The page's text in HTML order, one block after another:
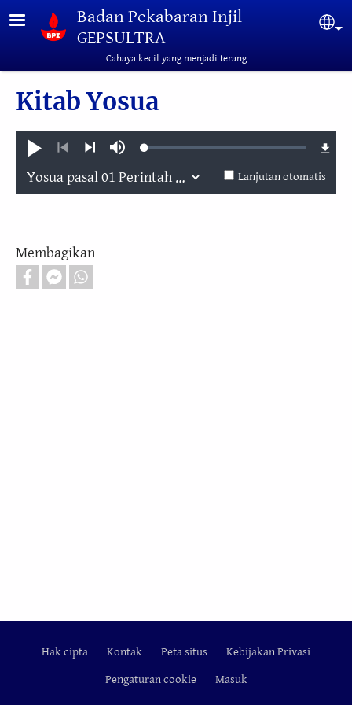
Lompat ke isi utamaBadan Pekabaran Injil
GEPSULTRA
Cahaya kecil yang menjadi terang
Kitab Yosua
Putar
SebelumnyaSelanjutnya
Bisu Loaded:
Lanjutan otomatis
Membagikan
Footer
Hak cipta Kontak Peta situs Kebijakan Privasi
Pengaturan cookie Masuk